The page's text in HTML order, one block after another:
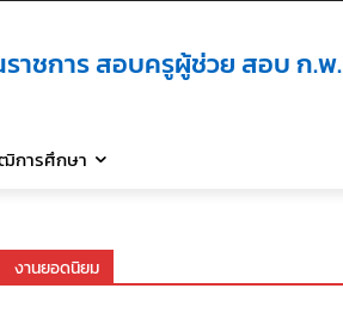
าชการ สอบครูผู้ช่วย สอบ ก.พ.
การศึกษา
งานยอดนิยม